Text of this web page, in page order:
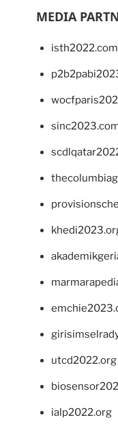
MEDIA
isth2022.com
utcd2022.org
ialp2022.org